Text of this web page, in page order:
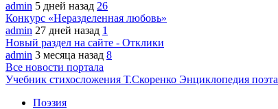
admin 5 дней назад 26
Конкурс «Неразделенная любовь»
admin 27 дней назад 1
Новый раздел на сайте - Отклики
admin 3 месяца назад 8
Все новости портала
Учебник стихосложения Т.Скоренко Энциклопедия поэта
Поэзия